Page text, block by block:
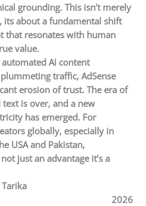
grounding. This isn’t merely
its about a fundamental shift
that resonates with human
value.
AI content
traffic, AdSense
erosion of trust. The era of
text is over, and a new
has emerged. For
globally, especially in
USA and Pakistan,
just an advantage it’s a
2026